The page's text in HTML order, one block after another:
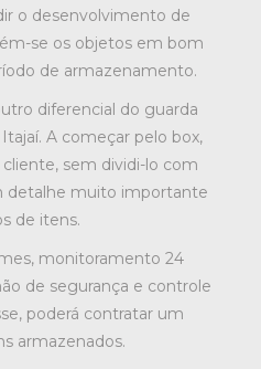
o desenvolvimento de
se os objetos em bom
de armazenamento.
diferencial do guarda
A começar pelo box,
sem dividi-lo com
detalhe muito importante
de itens.
monitoramento 24
de segurança e controle
poderá contratar um
armazenados.